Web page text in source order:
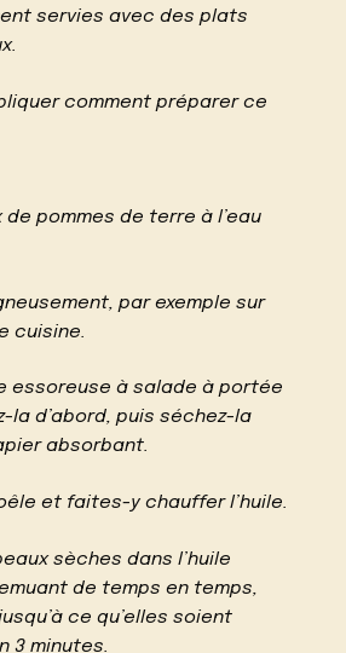
servies avec des plats
comment préparer ce
de pommes de terre à l’eau
par exemple sur
cuisine.
essoreuse à salade à portée
la d’abord, puis séchez-la
absorbant.
et faites-y chauffer l’huile.
sèches dans l’huile
de temps en temps,
ce qu’elles soient
3 minutes.